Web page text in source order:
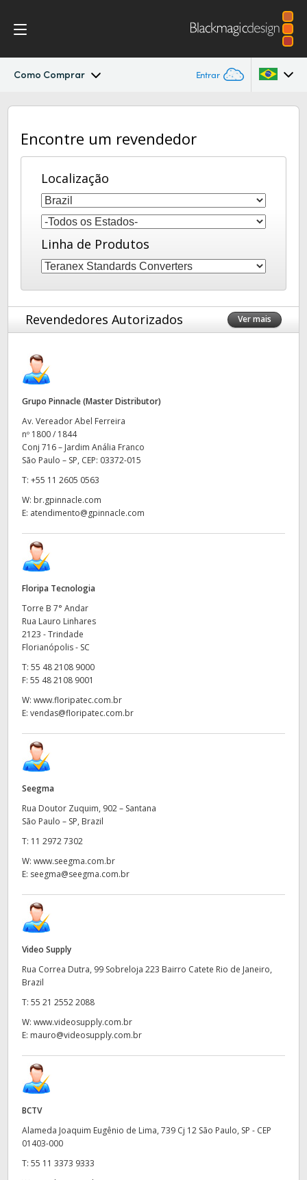
Como Comprar Entrar
Teranex Standards Converters
Workflow
Conversões
Design
Tecnologia
Especificações
Australia
Austria
Brazil
Canada
China
Denmark
Finland
Hong Kong SAR, China
India
Italy
Japan
Malaysia
Netherlands
New Zealand
Norway
Poland
Portugal
South Africa
Spain
Chinese Taipei
Ukraine
United Kingdom
United States
Encontre um revendedor
Localização
Linha de Produtos
Revendedores Autorizados Ver mais
Grupo Pinnacle (Master Distributor)
Av. Vereador Abel Ferreira
nº 1800 / 1844
Conj 716 – Jardim Anália Franco
São Paulo – SP, CEP: 03372-015
T: +55 11 2605 0563
W: br.gpinnacle.com
E: atendimento@gpinnacle.com
Floripa Tecnologia
Torre B 7° Andar
Rua Lauro Linhares
2123 - Trindade
Florianópolis - SC
T: 55 48 2108 9000
F: 55 48 2108 9001
W: www.floripatec.com.br
E: vendas@floripatec.com.br
Seegma
Rua Doutor Zuquim, 902 – Santana
São Paulo – SP, Brazil
T: 11 2972 7302
W: www.seegma.com.br
E: seegma@seegma.com.br
Video Supply
Rua Correa Dutra, 99 Sobreloja 223 Bairro Catete Rio de Janeiro,
Brazil
T: 55 21 2552 2088
W: www.videosupply.com.br
E: mauro@videosupply.com.br
BCTV
Alameda Joaquim Eugênio de Lima, 739 Cj 12 São Paulo, SP - CEP
01403-000
T: 55 11 3373 9333